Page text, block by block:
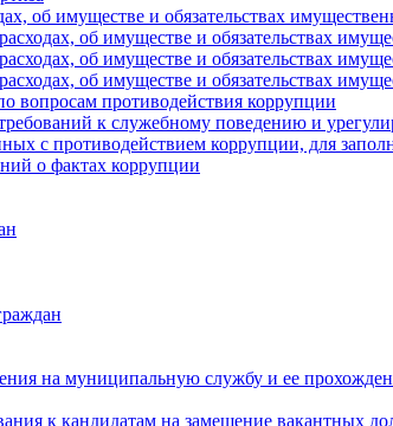
об имуществе и обязательствах
об имуществе и обязательствах
об имуществе и обязательствах
об имуществе и обязательствах
вопросам противодействия коррупции
к служебному поведению и
с противодействием коррупции, для
о фактах коррупции
на муниципальную службу и ее
к кандидатам на замещение вакантных